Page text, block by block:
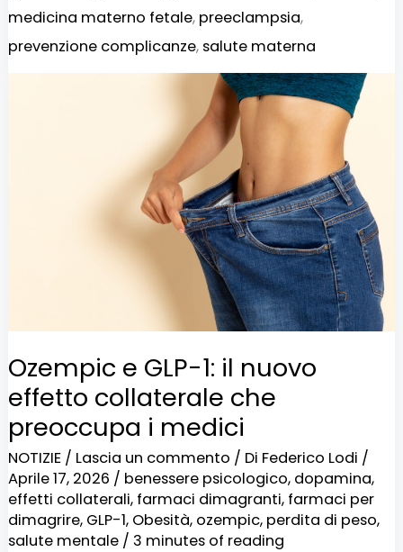
medicina materno fetale, preeclampsia,
prevenzione complicanze, salute materna
Ozempic e GLP-1: il nuovo
effetto collaterale che
preoccupa i medici
NOTIZIE/ Lascia un commento / Di Federico Lodi /
Aprile 17, 2026 / benessere psicologico, dopamina,
effetti collaterali, farmaci dimagranti, farmaci per
dimagrire, GLP-1, Obesità, ozempic, perdita di peso,
salute mentale/ 3 minutes of reading
i
medici